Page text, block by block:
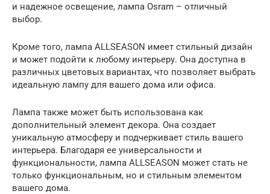
и надежное освещение, лампа Osram – отличный
выбор.
Кроме того, лампа ALLSEASON имеет стильный дизайн
и может подойти к любому интерьеру. Она доступна в
различных цветовых вариантах, что позволяет выбрать
идеальную лампу для вашего дома или офиса.
Лампа также может быть использована как
дополнительный элемент декора. Она создает
уникальную атмосферу и подчеркивает стиль вашего
интерьера. Благодаря ее универсальности и
функциональности, лампа ALLSEASON может стать не
только функциональным, но и стильным элементом
вашего дома.